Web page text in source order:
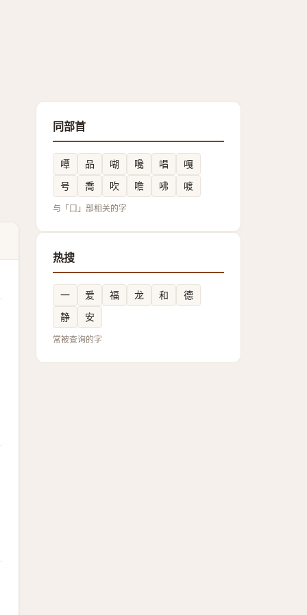
同部首
嘾 品 㗅 嚵 唱
嘎
号
喬 吹 噡 咈 喥
与「口」部相关的字
热搜
一 爱 福 龙 和
德
静
安
常被查询的字